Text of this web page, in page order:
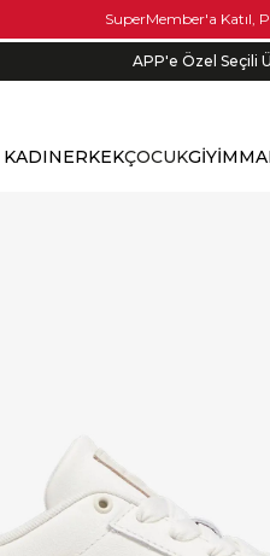
SuperMember'a Katıl,
Siparişin 1-3
APP'e Özel Seçili
KADINERKEKÇOCUKGİYİM